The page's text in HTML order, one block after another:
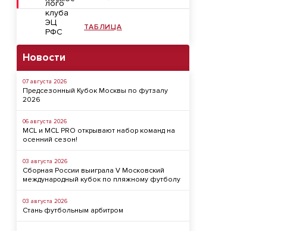
ТАБЛИЦА
Новости
07 августа 2026
Предсезонный Кубок Москвы по футзалу
2026
06 августа 2026
MCL и MCL PRO открывают набор команд на
осенний сезон!
03 августа 2026
Сборная России выиграла V Московский
международный кубок по пляжному футболу
03 августа 2026
Стань футбольным арбитром